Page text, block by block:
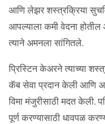
आणि लेझर शस्त्रक्रिया
आपल्याला कमी वेदना
त्याने अमनला सांगितले.
प्रिस्टिन केअरने त्याच्या
कॅब सेवा प्रदान केली आणि
विमा मंजुरीसाठी मदत केली.
पूर्ण करण्यासाठी धावपळ